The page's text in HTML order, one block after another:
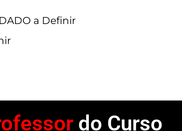
a Definir
do Curso